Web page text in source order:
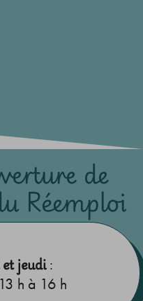
de
Réemploi
jeudi:
h à 16 h